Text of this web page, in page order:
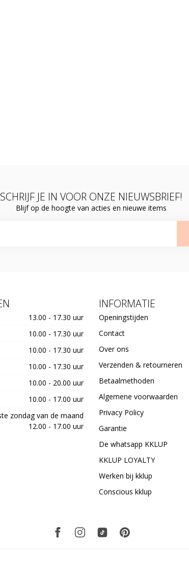
SCHRIJF JE IN VOOR ONZE NIEUWSBRIEF!
Blijf op de hoogte van acties en nieuwe items
13.00 - 17.30 uur
10.00 - 17.30 uur
10.00 - 17.30 uur
10.00 - 17.30 uur
10.00 - 20.00 uur
10.00 - 17.00 uur
zondag van de maand
12.00 - 17.00 uur
INFORMATIE
Openingstijden
Contact
Over ons
Verzenden & retourneren
Betaalmethoden
Algemene voorwaarden
Privacy Policy
Garantie
De whatsapp KKLUP
KKLUP LOYALTY
Werken bij kklup
Conscious kklup